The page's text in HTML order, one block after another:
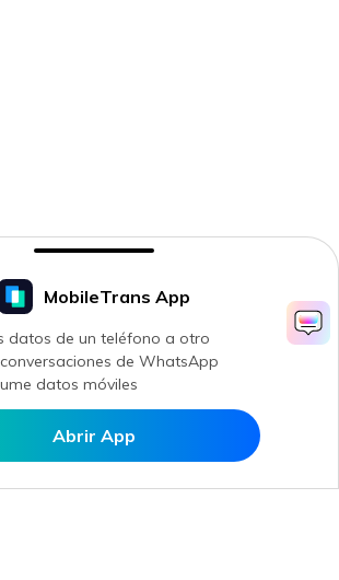
Abrir en MobileTrans
MobileTrans App
datos de un teléfono a otro
de WhatsApp
datos móviles
Abrir App